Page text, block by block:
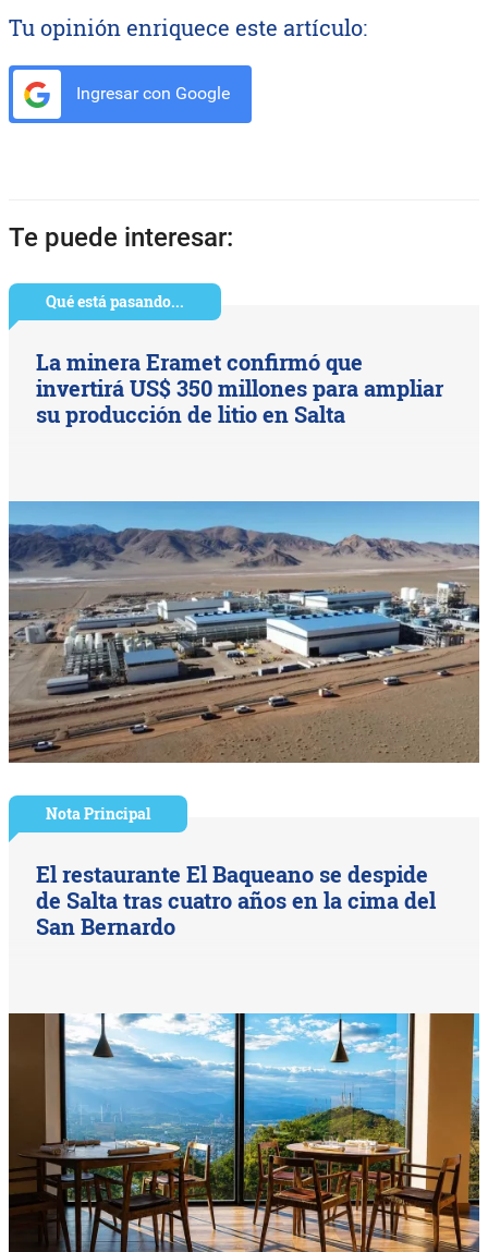
Tu opinión enriquece este artículo:
Ingresar con Google
Te puede interesar:
Qué está pasando...
La minera Eramet confirmó que
invertirá US$ 350 millones para ampliar
su producción de litio en Salta
Nota Principal
El restaurante El Baqueano se despide
de Salta tras cuatro años en la cima del
San Bernardo